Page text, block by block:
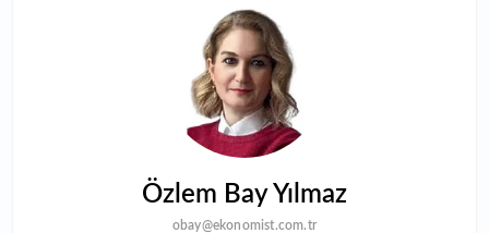
Özlem Bay Yılmaz
obay@ekonomist.com.tr